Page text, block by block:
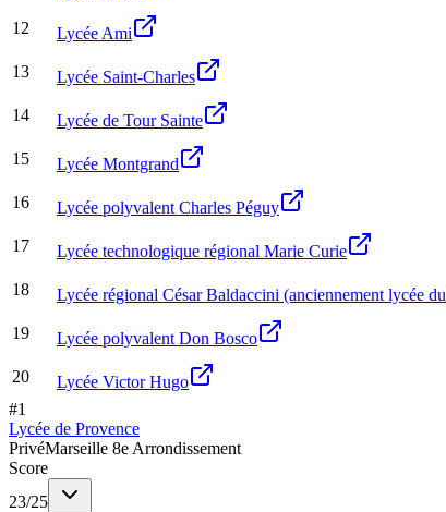
12 Lycée Ami
13 Lycée Saint-Charles
14 Lycée de Tour Sainte
15 Lycée Montgrand
16 Lycée polyvalent Charles Péguy
17 Lycée technologique régional Marie Curie
18 Lycée régional César Baldaccini (anciennement lycée
19 Lycée polyvalent Don Bosco
20 Lycée Victor Hugo
#1
Lycée de Provence
PrivéMarseille 8e Arrondissement
Score
23/25